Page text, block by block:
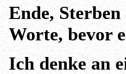
Ende,
Worte, bevor
Ich denke an